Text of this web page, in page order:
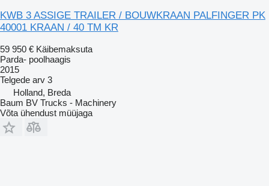
KWB 3 ASSIGE TRAILER / BOUWKRAAN PALFINGER PK
40001 KRAAN / 40 TM KR
59 950 € Käibemaksuta
Parda- poolhaagis
2015
Telgede arv 3
Holland, Breda
Baum BV Trucks - Machinery
Võta ühendust müüjaga